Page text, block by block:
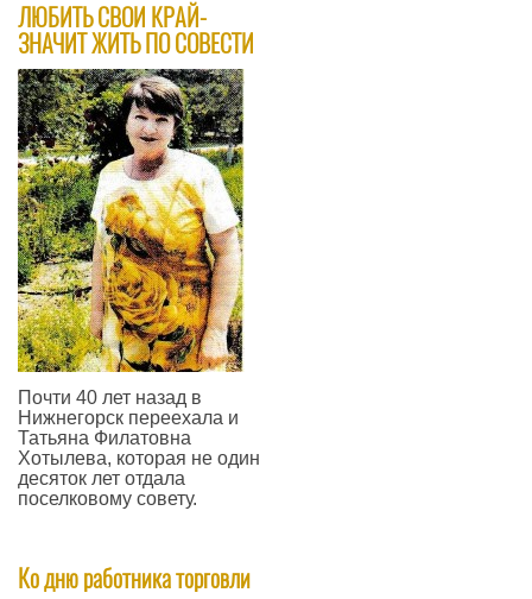
ЛЮБИТЬ СВОИ КРАЙ-
ЗНАЧИТ ЖИТЬ ПО СОВЕСТИ
Почти 40 лет назад в
Нижнегорск переехала и
Татьяна Филатовна
Хотылева, которая не один
десяток лет отдала
поселковому совету.
Ко дню работника торговли